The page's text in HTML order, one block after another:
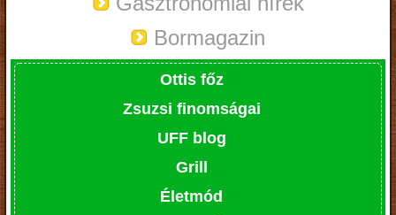
Bormagazin
Ottis főz
Zsuzsi finomságai
UFF blog
Grill
Életmód